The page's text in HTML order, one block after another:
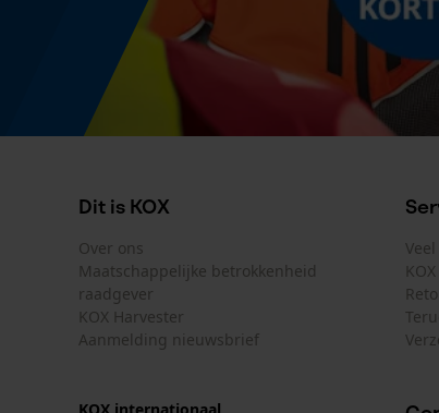
Dit is KOX
Over ons
Maatschappelijke betrokkenheid
raadgever
KOX Harvester
Aanmelding nieuwsbrief